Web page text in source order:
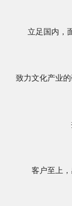
立足国内，
致力文化产业
客户至上